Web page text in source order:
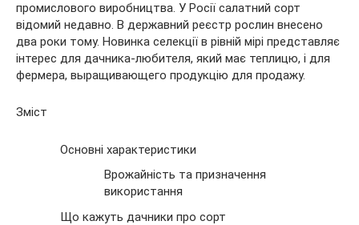
промислового виробництва. У Росії салатний сорт
відомий недавно. В державний реєстр рослин внесено
два роки тому. Новинка селекції в рівній мірі представляє
інтерес для дачника-любителя, який має теплицю, і для
фермера, выращивающего продукцію для продажу.
Зміст
Основні характеристики
Врожайність та призначення
використання
Що кажуть дачники про сорт